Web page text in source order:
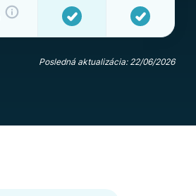
Posledná aktualizácia: 22/06/2026